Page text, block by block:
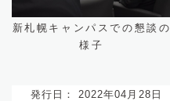
新札幌キャンパスでの懇談の
様子
発行日： 2022年04月28日